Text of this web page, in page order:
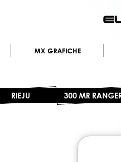
MX GRAFICHE
RIEJU 300 MR